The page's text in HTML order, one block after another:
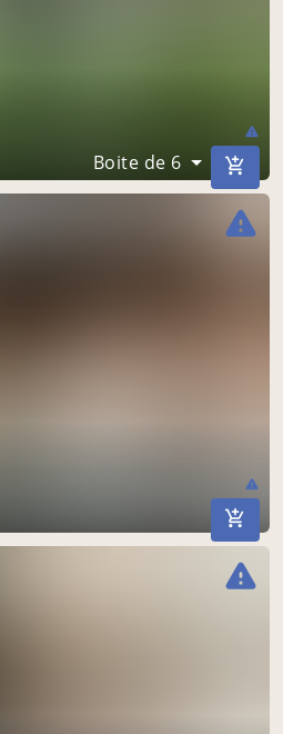
warning
Boite de 6
warning
warning
warning